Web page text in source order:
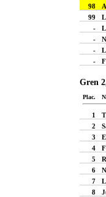
98
99
-
-
-
-
Gren
Plac.
1
2
3
4
5
6
7
8